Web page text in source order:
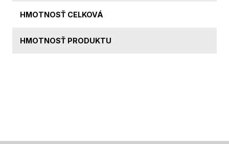
HMOTNOSŤ CELKOVÁ
HMOTNOSŤ PRODUKTU